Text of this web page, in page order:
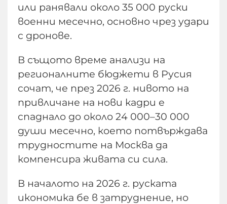
или ранявали около 35 000 руски
военни месечно, основно чрез удари
с дронове.
В същото време анализи на
регионалните бюджети в Русия
сочат, че през 2026 г. нивото на
привличане на нови кадри е
спаднало до около 24 000–30 000
души месечно, което потвърждава
трудностите на Москва да
компенсира живата си сила.
В началото на 2026 г. руската
икономика бе в затруднение, но